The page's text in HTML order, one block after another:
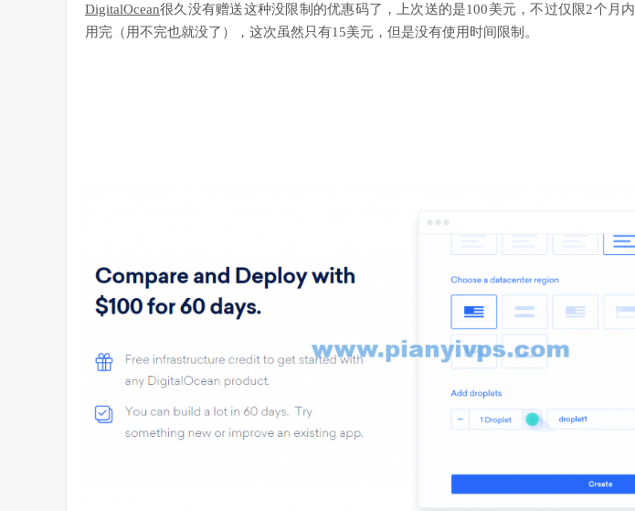
DigitalOcean很久没有赠送这种没限制的优惠码了，上次送的是100美元，不过仅限2个月内
用完（用不完也就没了），这次虽然只有15美元，但是没有使用时间限制。